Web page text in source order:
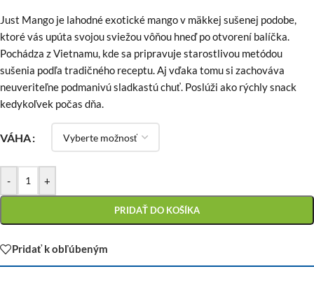
Just Mango je lahodné exotické mango v mäkkej sušenej podobe,
ktoré vás upúta svojou sviežou vôňou hneď po otvorení balíčka.
Pochádza z Vietnamu, kde sa pripravuje starostlivou metódou
sušenia podľa tradičného receptu. Aj vďaka tomu si zachováva
neuveriteľne podmanivú sladkastú chuť. Poslúži ako rýchly snack
kedykoľvek počas dňa.
VÁHA
- +
PRIDAŤ DO KOŠÍKA
Pridať k obľúbeným